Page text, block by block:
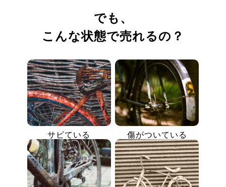
でも、
こんな状態で売れるの？
サビている 傷がついている